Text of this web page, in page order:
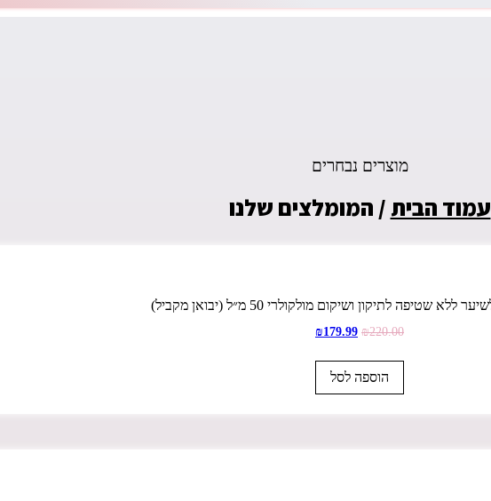
מוצרים נבחרים
עמוד הבית / המומלצים שלנו
₪220.00
₪179.99
הוספה לסל